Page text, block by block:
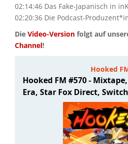
02:14:46 Das Fake-Japanisch in
02:20:36 Die Podcast-
Die Video-Version folgt auf
Channel!